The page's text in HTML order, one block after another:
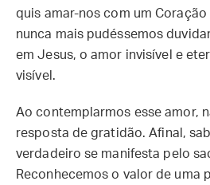
quis amar-nos com um
nunca mais pudéssemos
em Jesus, o amor invisível e
visível.
Ao contemplarmos esse amor,
resposta de gratidão. Afinal,
verdadeiro se manifesta pelo
Reconhecemos o valor de uma